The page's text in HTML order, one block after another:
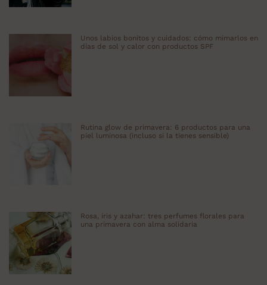
Unos labios bonitos y cuidados: cómo mimarlos en
días de sol y calor con productos SPF
Rutina glow de primavera: 6 productos para una
piel luminosa (incluso si la tienes sensible)
Rosa, iris y azahar: tres perfumes florales para
una primavera con alma solidaria